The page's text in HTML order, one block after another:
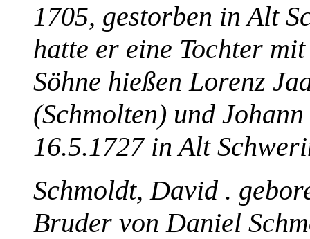
1705, gestorben in Alt
hatte er eine Tochter
Söhne hießen Lorenz
(Schmolten) und
16.5.1727 in Alt
Schmoldt, David .
Bruder von Daniel